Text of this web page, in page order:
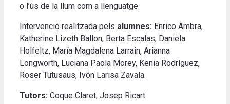
o l’ús de la llum com a llenguatge.
Intervenció realitzada pels alumnes: Enrico Ambra,
Katherine Lizeth Ballon, Berta Escalas, Daniela
Holfeltz, María Magdalena Larrain, Arianna
Longworth, Luciana Paola Morey, Kenia Rodríguez,
Roser Tutusaus, Ivón Larisa Zavala.
Tutors: Coque Claret, Josep Ricart.